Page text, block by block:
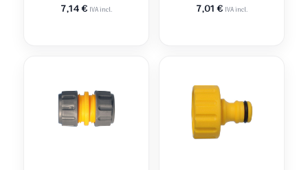
7,14€ IVA incl. 7,01€ IVA incl.